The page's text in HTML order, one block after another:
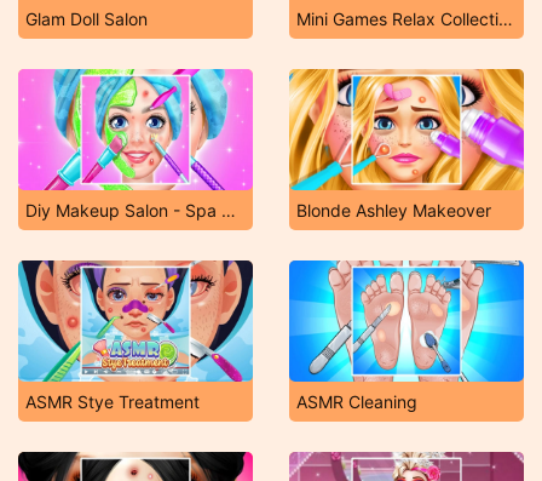
Glam Doll Salon Mini Games Relax Collection
Diy Makeup Salon - Spa Makeover Studio Blonde Ashley Makeover
ASMR Stye Treatment ASMR Cleaning